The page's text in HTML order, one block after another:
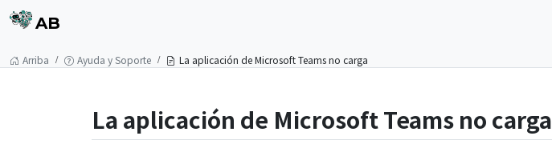
AB
Arriba Ayuda y Soporte La aplicación de Microsoft Teams no carga
La aplicación de Microsoft Teams no carga